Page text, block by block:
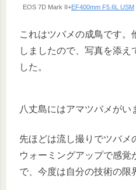
EOS 7D Mark II+EF400mm F5.6L USM
これはツバメの成鳥です。
しましたので、写真を添え
した。
八丈島にはアマツバメがい
先ほどは流し撮りでツバメ
ウォーミングアップで感覚
で、今度は自分の技術の限